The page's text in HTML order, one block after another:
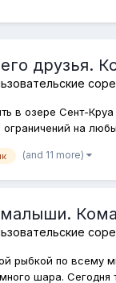
друзья.
в озере Сент-
на
(and 11 more)
рыбкой по всему
шара.